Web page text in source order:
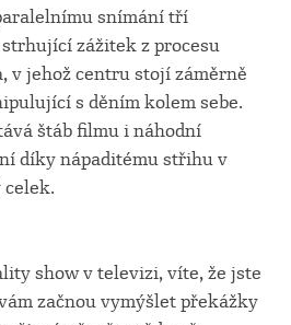
snímání tří
zážitek z procesu
v jehož centru stojí záměrně
s děním kolem sebe.
štáb filmu i náhodní
díky nápaditému střihu v
show v televizi, víte, že jste
začnou vymýšlet překážky